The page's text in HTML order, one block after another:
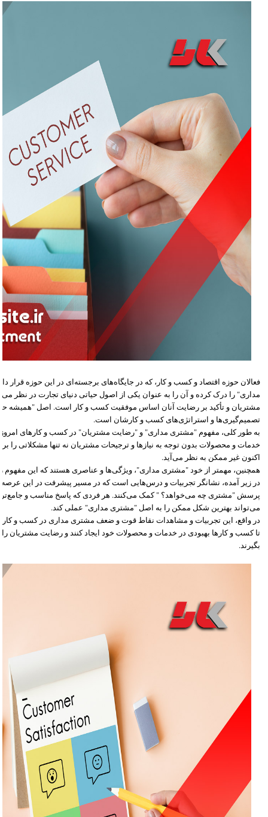
فعالان حوزه اقتصاد و کسب و کار، که در جایگاه‌های برجسته‌ای در این حوزه قرار
مداری" را درک کرده و آن را به عنوان یکی از اصول حیاتی دنیای تجارت در نظر
مشتریان و تأکید بر رضایت آنان اساس موفقیت کسب و کار است. اصل "همیشه
تصمیم‌گیری‌ها و استراتژی‌های کسب و کارشان است.
به طور کلی، مفهوم "مشتری مداری" و "رضایت مشتریان" در کسب و کارهای
خدمات و محصولات بدون توجه به نیازها و ترجیحات مشتریان نه تنها مشکلاتی را
اکنون غیر ممکن به نظر می‌آید.
همچنین، مهمتر از خود "مشتری مداری"، ویژگی‌ها و عناصری هستند که این مفهوم
در زیر آمده، نشانگر تجربیات و درس‌هایی است که در مسیر پیشرفت در این عرصه
پرسش "مشتری چه می‌خواهد؟ " کمک می‌کنند. هر فردی که پاسخ مناسب و
می‌تواند بهترین شکل ممکن را به اصل "مشتری مداری" عملی کند.
در واقع، این تجربیات و مشاهدات نقاط قوت و ضعف مشتری مداری در کسب و کارها
تا کسب و کارها بهبودی در خدمات و محصولات خود ایجاد کنند و رضایت مشتریان
بگیرند.